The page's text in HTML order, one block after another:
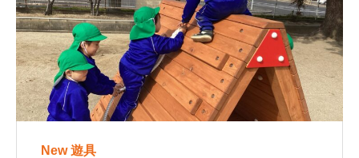
New 遊具